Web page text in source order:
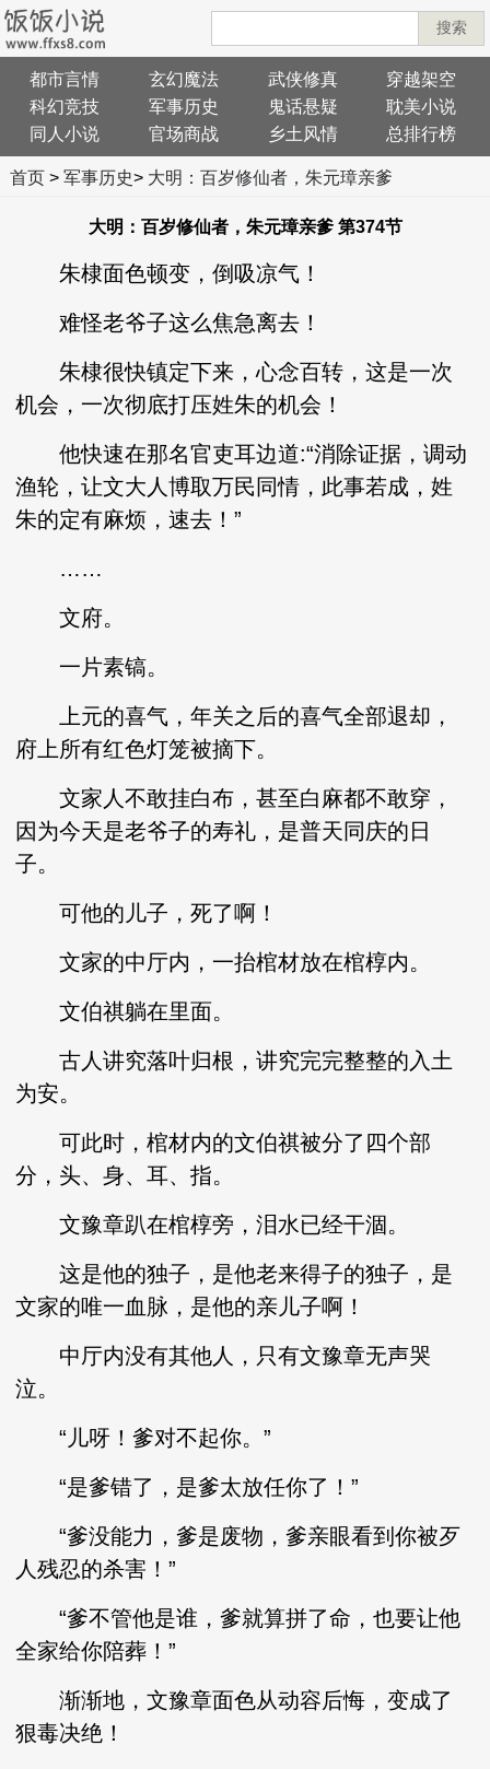
搜索
都市言情 玄幻魔法 武侠修真
穿越架空
科幻竞技
军事历史 鬼话悬疑
耽美小说
同人小说
官场商战 乡土风情 总排行榜
首页> 军事历史> 大明：百岁修仙者，朱元璋亲爹
大明：百岁修仙者，朱元璋亲爹 第374节
朱棣面色顿变，倒吸凉气！
难怪老爷子这么焦急离去！
朱棣很快镇定下来，心念百转，这是一次
机会，一次彻底打压姓朱的机会！
他快速在那名官吏耳边道:“消除证据，调动
渔轮，让文大人博取万民同情，此事若成，姓
朱的定有麻烦，速去！”
……
文府。
一片素镐。
上元的喜气，年关之后的喜气全部退却，
府上所有红色灯笼被摘下。
文家人不敢挂白布，甚至白麻都不敢穿，
因为今天是老爷子的寿礼，是普天同庆的日
子。
可他的儿子，死了啊！
文家的中厅内，一抬棺材放在棺椁内。
文伯祺躺在里面。
古人讲究落叶归根，讲究完完整整的入土
为安。
可此时，棺材内的文伯祺被分了四个部
分，头、身、耳、指。
文豫章趴在棺椁旁，泪水已经干涸。
这是他的独子，是他老来得子的独子，是
文家的唯一血脉，是他的亲儿子啊！
中厅内没有其他人，只有文豫章无声哭
泣。
“儿呀！爹对不起你。”
“是爹错了，是爹太放任你了！”
“爹没能力，爹是废物，爹亲眼看到你被歹
人残忍的杀害！”
“爹不管他是谁，爹就算拼了命，也要让他
全家给你陪葬！”
渐渐地，文豫章面色从动容后悔，变成了
狠毒决绝！